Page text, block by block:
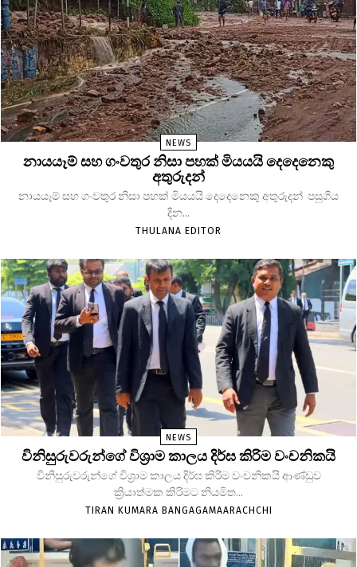
NEWS
නායයෑම් සහ ගංවතුර නිසා පහක් මියයයි දෙදෙනෙකු
අතුරුදන්
නායයෑම් සහ ගංවතුර නිසා පහක් මියයයි දෙදෙනෙකු අතුරුදන් පසුගිය
දින...
THULANA EDITOR
NEWS
විනිසුරුවරුන්ගේ විශ්‍රාම කාලය දිර්ඝ කිරිම වංචනිකයි
විනිසුරුවරුන්ගේ විශ්‍රාම කාලය දිර්ඝ කිරිම වංචනිකයි ආණ්ඩුව
ක්‍රියාත්මක කිරිමට නියමිත...
TIRAN KUMARA BANGAGAMAARACHCHI